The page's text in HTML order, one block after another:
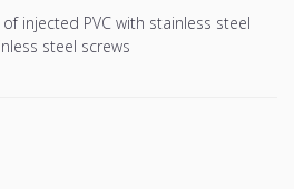
injected PVC with stainless steel
steel screws